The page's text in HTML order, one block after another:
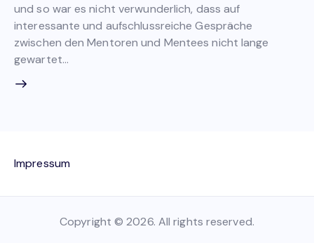
und so war es nicht verwunderlich, dass auf
interessante und aufschlussreiche Gespräche
zwischen den Mentoren und Mentees nicht lange
gewartet…
Impressum
Copyright © 2026. All rights reserved.